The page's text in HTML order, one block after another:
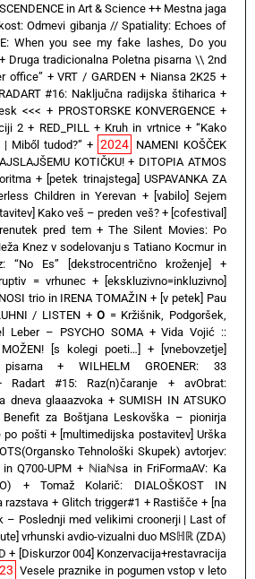
in Art & Science ++ Mestna jaga
Odmevi gibanja // Spatiality: Echoes of
When you see my fake lashes, Do you
+ Druga tradicionalna Poletna pisarna \\ 2nd
office” +VRT / GARDEN+ Niansa 2K25 +
RADART #16: Naključna radijska štiharica +
<<< + PROSTORSKE KONVERGENCE +
2 + RED_PILL + Kruh in vrtnice+ “Kako
Miből tudod?” + 2024 NAMENI KOŠČEK
KOTIČKU!+ DITOPIA ATMOS
+ [petek trinajstega] USPAVANKA ZA
Children in Yerevan + [vabilo] Sejem
Kako veš – preden veš?+ [cofestival]
pred tem+The Silent Movies: Po
Knez v sodelovanju s Tatiano Kocmur in
“No Es” [dekstrocentrično kroženje]
+
= vrhunec+
[ekskluzivno=inkluzivno]
trio in IRENA TOMAŽIN + [v petek] Pau
/ LISTEN +O = Kržišnik, Podgoršek,
Leber – PSYCHO SOMA+Vida Vojić ::
MOŽEN! [s kolegi poeti…]
+
[vnebovzetje]
+WILHELM GROENER: 33
Radart #15: Raz(n)čaranje +avObrat:
dneva glaaazvoka +SUMISH IN ATSUKO
Benefit za Boštjana Leskovška – pionirja
po pošti+ [multimedijska postavitev] Urška
OTS(Organsko Tehnološki Skupek) avtorjev:
Q700-UPM + ℕiaℕsa in FriFormaAV: Ka
+ Tomaž Kolarič: DIALOŠKOST IN
razstava +Glitch trigger#1 + Rastišče + [na
– Poslednji med velikimi croonerji | Last of
vrhunski avdio-vizualni duo MSℍℝ (ZDA)
+ [Diskurzor 004] Konzervacija+restavracija
Vesele praznike in pogumen vstop v leto